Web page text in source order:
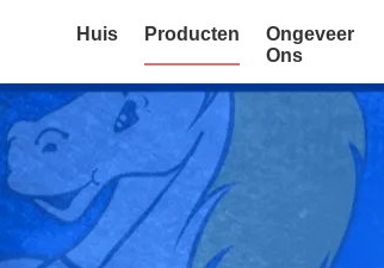
Huis Producten
Ongeveer
Ons